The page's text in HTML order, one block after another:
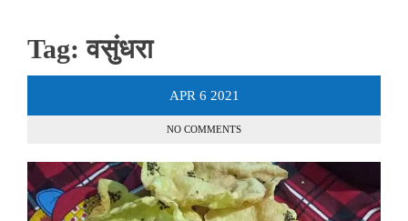
Tag:वसुंधरा
APR 6 2021
NO COMMENTS